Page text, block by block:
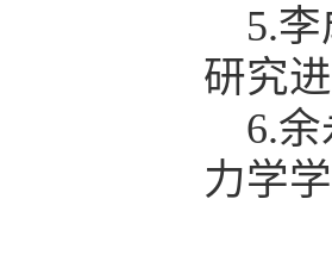
5.李
研究
6.余
力学